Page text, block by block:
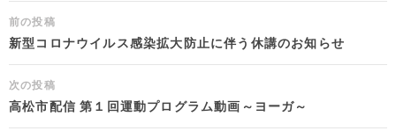
投
稿
ナ
ビ
前の投稿
新型コロナウイルス感染拡大防止に伴う休講のお知らせ
次の投稿
高松市配信 第１回運動プログラム動画～ヨーガ～